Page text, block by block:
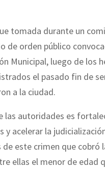
tomada durante un
de orden público
Municipal, luego de los
el pasado fin de
a la ciudad.
las autoridades es
y acelerar la
de este crimen que cobró
ellas el menor de edad